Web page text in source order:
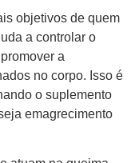
objetivos de quem
a controlar o
a
no corpo. Isso é
o suplemento
emagrecimento